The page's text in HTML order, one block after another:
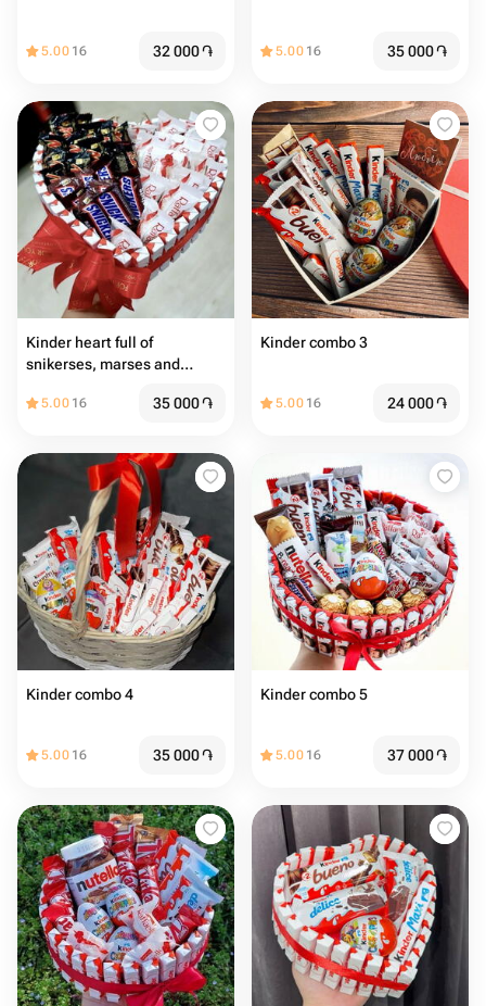
5.00 16 32 000֏ 5.00 16 35 000֏
Kinder heart full of
snikerses, marses and
5.00 16 35 000֏
Kinder combo 3
5.00 16 24 000֏
Kinder combo 4
5.00 16 35 000֏
Kinder combo 5
5.00 16 37 000֏